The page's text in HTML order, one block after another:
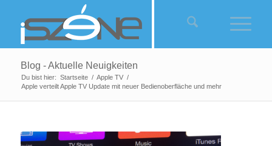
Blog - Aktuelle Neuigkeiten
Du bist hier: Startseite / Apple TV /
Apple verteilt Apple TV Update mit neuer Bedienoberfläche und mehr